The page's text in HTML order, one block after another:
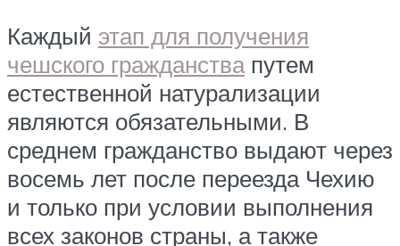
Каждый этап для получения
чешского гражданствапутем
естественной натурализации
являются обязательными. В
среднем гражданство выдают через
восемь лет после переезда Чехию
и только при условии выполнения
всех законов страны, а также